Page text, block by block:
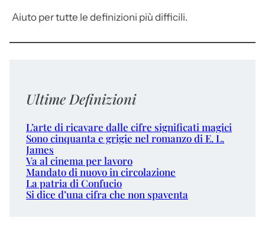
Aiuto per tutte le definizioni più difficili.
Ultime Definizioni
L’arte di ricavare dalle cifre significati magici
Sono cinquanta e grigie nel romanzo di E. L.
James
Va al cinema per lavoro
Mandato di nuovo in circolazione
La patria di Confucio
Si dice d’una cifra che non spaventa